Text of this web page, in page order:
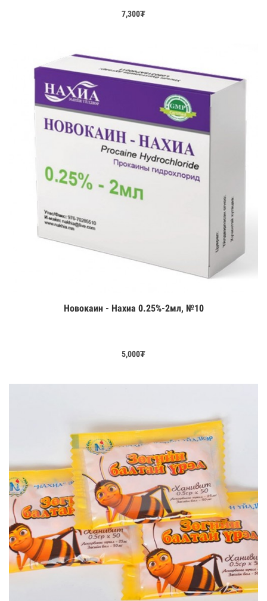
7,300₮
Цааш үзэх
Новокаин - Нахиа 0.25%-2мл, №10
5,000₮